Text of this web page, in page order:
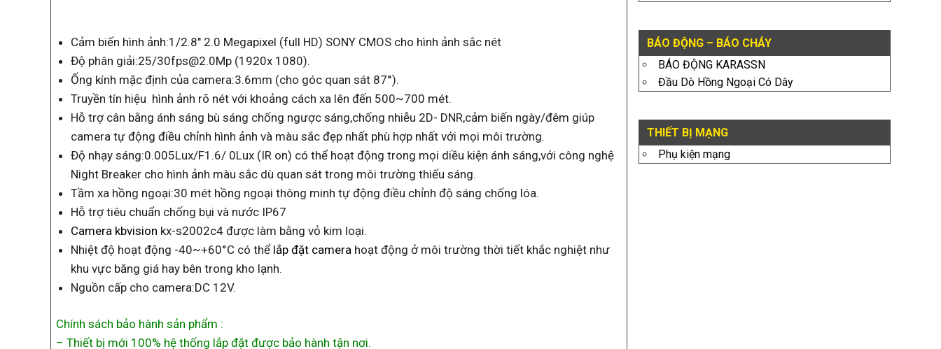
Cảm biến hình ảnh:1/2.8″ 2.0 Megapixel (full HD) SONY CMOS cho hình ảnh sắc nét
Độ phân giải:25/30fps@2.0Mp (1920x 1080).
Ống kính mặc định của camera:3.6mm (cho góc quan sát 87°).
Truyền tín hiệu hình ảnh rõ nét với khoảng cách xa lên đến 500~700 mét.
Hỗ trợ cân bằng ánh sáng bù sáng chống ngược sáng,chống nhiễu 2D- DNR,cảm biến ngày/đêm giúp
camera tự động điều chỉnh hình ảnh và màu sắc đẹp nhất phù hợp nhất với mọi môi trường.
Độ nhạy sáng:0.005Lux/F1.6/ 0Lux (IR on) có thể hoạt động trong mọi diều kiện ánh sáng,với công nghệ
Night Breaker cho hình ảnh màu sắc dù quan sát trong môi trường thiếu sáng.
Tầm xa hồng ngoại:30 mét hồng ngoại thông minh tự động điều chỉnh độ sáng chống lóa.
Hỗ trợ tiêu chuẩn chống bụi và nước IP67
Camera kbvision kx-s2002c4 được làm bằng vỏ kim loại.
Nhiệt độ hoạt động -40~+60°C có thể lắp đặt camera hoạt động ở môi trường thời tiết khắc nghiệt như
khu vực băng giá hay bên trong kho lạnh.
Nguồn cấp cho camera:DC 12V.
Chính sách bảo hành sản phẩm :
– Thiết bị mới 100% hệ thống lắp đặt được bảo hành tận nơi.
BÁO ĐỘNG – BÁO CHÁY
BÁO ĐỘNG KARASSN
Đầu Dò Hồng Ngoại Có Dây
THIẾT BỊ MẠNG
Phụ kiện mạng